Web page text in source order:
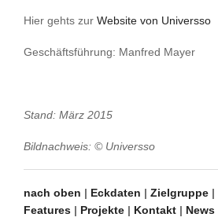
Hier gehts zur Website von Universso
Geschäftsführung: Manfred Mayer
Stand: März 2015
Bildnachweis: © Universso
nach oben | Eckdaten | Zielgruppe |
Features | Projekte | Kontakt | News